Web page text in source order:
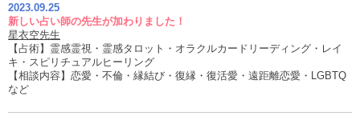
2023.09.25
新しい占い師の先生が加わりました！
星衣空先生
【占術】霊感霊視・霊感タロット・オラクルカードリーディング・レイ
キ・スピリチュアルヒーリング
【相談内容】恋愛・不倫・縁結び・復縁・復活愛・遠距離恋愛・LGBTQ
など